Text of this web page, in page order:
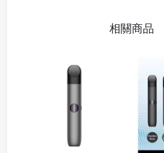
相關商品